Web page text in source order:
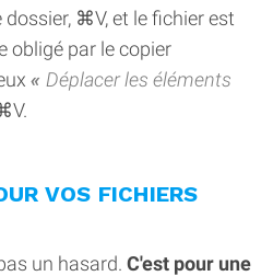
⌘V, et le fichier est
obligé par le copier
Déplacer les éléments
VOS FICHIERS
un hasard. C'est pour une